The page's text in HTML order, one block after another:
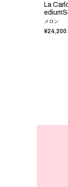
La
メロン
¥24,200